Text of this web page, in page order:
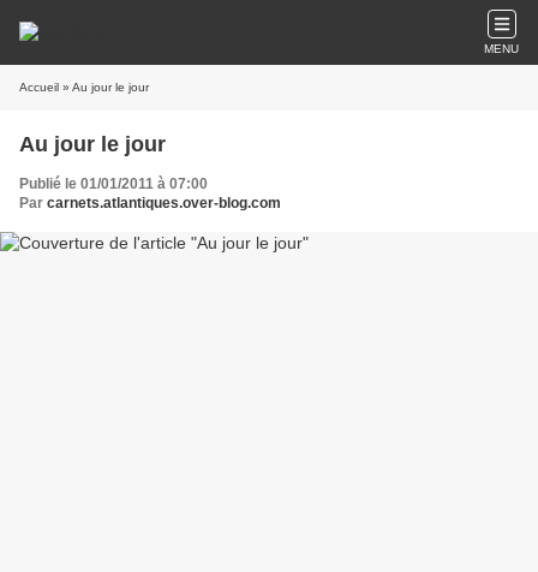
MENU
Accueil » Au jour le jour
Au jour le jour
Publié le 01/01/2011 à 07:00
Par carnets.atlantiques.over-blog.com